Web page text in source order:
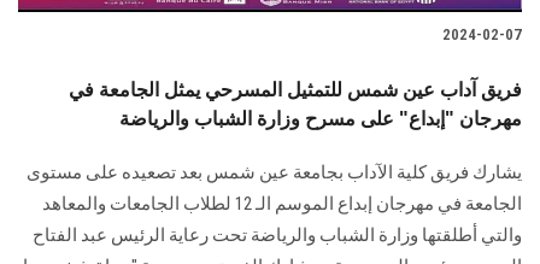
2024-02-07
فريق آداب عين شمس للتمثيل المسرحي يمثل الجامعة في
مهرجان "إبداع" على مسرح وزارة الشباب والرياضة
يشارك فريق كلية الآداب بجامعة عين شمس بعد تصعيده على مستوى
الجامعة في مهرجان ‏إبداع الموسم الـ 12 لطلاب الجامعات والمعاهد
والتي أطلقتها وزارة ‏الشباب والرياضة تحت رعاية الرئيس عبد الفتاح